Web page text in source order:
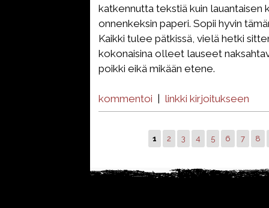
katkennutta tekstiä kuin lauantaisen
onnenkeksin paperi. Sopii hyvin
Kaikki tulee pätkissä, vielä hetki
kokonaisina olleet lauseet
poikki eikä mikään etene.
kommentoi linkki kirjoitukseen
1 2 3 4 5 6 7 8